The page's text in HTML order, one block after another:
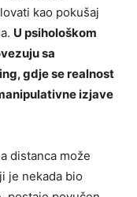
kao pokušaj
U psihološkom
sa
gdje se realnost
izjave
distanca može
je nekada bio